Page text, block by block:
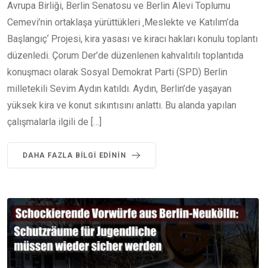
Avrupa Birliği, Berlin Senatosu ve Berlin Alevi Toplumu
Cemevi’nin ortaklaşa yürüttükleri ‚Meslekte ve Katılım’da
Başlangıç‘ Projesi, kira yasası ve kiracı hakları konulu toplantı
düzenledi. Çorum Der’de düzenlenen kahvalıtılı toplantıda
konuşmacı olarak Sosyal Demokrat Parti (SPD) Berlin
milletekili Sevim Aydın katıldı. Aydın, Berlin’de yaşayan
yüksek kira ve konut sıkıntısını anlattı. Bu alanda yapılan
çalışmalarla ilgili de […]
DAHA FAZLA BILGI EDININ